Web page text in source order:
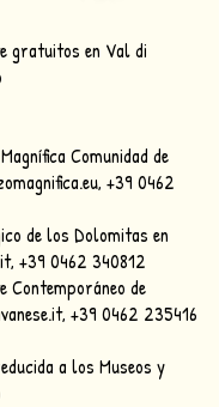
gratuitos en Val di
Comunidad de
, +39 0462
de los Dolomitas en
, +39 0462 340812
Contemporáneo de
, +39 0462 235416
a los Museos y